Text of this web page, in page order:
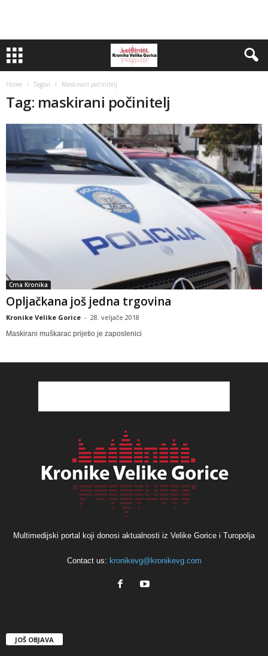
Home Tagovi Maskirani počinitelj
Tag: maskirani počinitelj
Crna Kronika
Opljačkana još jedna trgovina
Kronike Velike Gorice - 28. veljače 2018
Maskirani muškarac prijetio je zaposlenici
Multimedijski portal koji donosi aktualnosti iz Velike Gorice i Turopolja
Contact us: kronikevg@kronikevg.com
JOŠ OBJAVA